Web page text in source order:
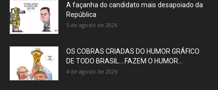
A façanha do candidato mais desapoiado da
República
5 de agosto de 2026
OS COBRAS CRIADAS DO HUMOR GRÁFICO
DE TODO BRASIL….FAZEM O HUMOR...
4 de agosto de 2026